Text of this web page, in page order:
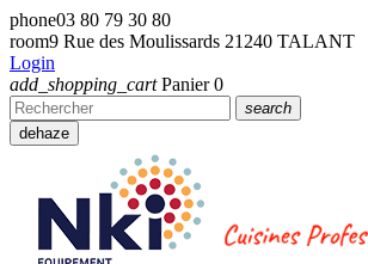
phone03 80 79 30 80
room9 Rue des Moulissards 21240 TALANT
Login
add_shopping_cart Panier 0
search
dehaze